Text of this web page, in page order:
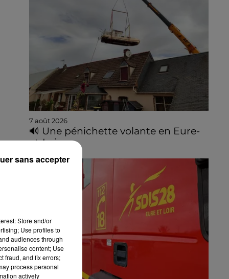
7 août 2026
🔊 Une pénichette volante en Eure-
et-Loir
Store and/or
Use profiles to
audiences through
content; Use
fraud, and fix errors;
process personal
actively
sans accepter